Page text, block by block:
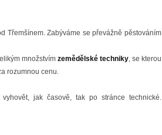
Třemšínem. Zabýváme se převážně pěstováním
množstvím zemědělské techniky, se kterou
rozumnou cenu.
jak časově, tak po stránce technické.